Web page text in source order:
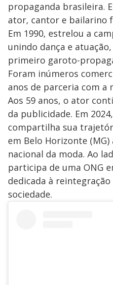
propaganda brasileira.
ator, cantor e bailarino
Em 1990, estrelou a
unindo dança e
primeiro garoto-
Foram inúmeros
anos de parceria com a
Aos 59 anos, o ator
da publicidade. Em
compartilha sua
em Belo Horizonte
nacional da moda. Ao
participa de uma ONG
dedicada à
sociedade.